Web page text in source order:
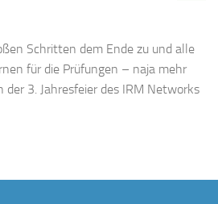
Schritten dem Ende zu und alle
für die Prüfungen – naja mehr
der 3. Jahresfeier des IRM Networks